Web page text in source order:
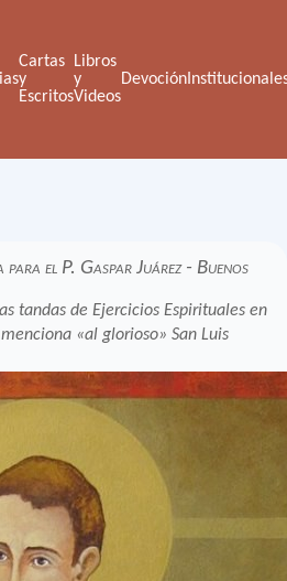
Cartas
y
Escritos
Libros
y
Videos
Devoción
el P. Gaspar Juárez - Buenos
tandas de Ejercicios Espirituales en
«al glorioso» San Luis